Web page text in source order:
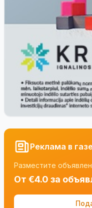
Реклама в
Разместите
От €4.0 за